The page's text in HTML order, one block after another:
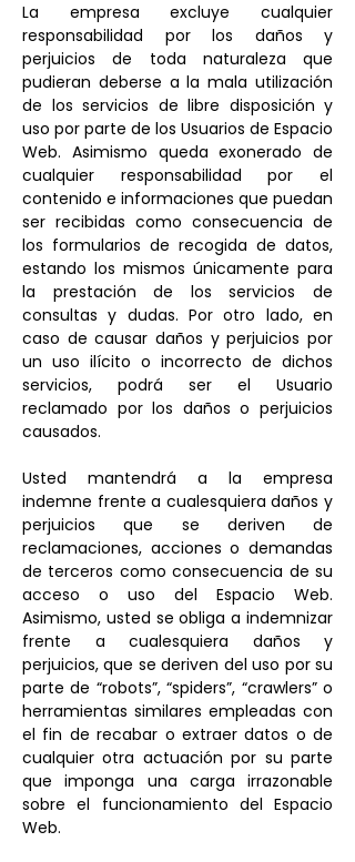
La empresa excluye cualquier
responsabilidad por los daños y
perjuicios de toda naturaleza que
pudieran deberse a la mala utilización
de los servicios de libre disposición y
uso por parte de los Usuarios de Espacio
Web. Asimismo queda exonerado de
cualquier responsabilidad por el
contenido e informaciones que puedan
ser recibidas como consecuencia de
los formularios de recogida de datos,
estando los mismos únicamente para
la prestación de los servicios de
consultas y dudas. Por otro lado, en
caso de causar daños y perjuicios por
un uso ilícito o incorrecto de dichos
servicios, podrá ser el Usuario
reclamado por los daños o perjuicios
causados.
Usted mantendrá a la empresa
indemne frente a cualesquiera daños y
perjuicios que se deriven de
reclamaciones, acciones o demandas
de terceros como consecuencia de su
acceso o uso del Espacio Web.
Asimismo, usted se obliga a indemnizar
frente a cualesquiera daños y
perjuicios, que se deriven del uso por su
parte de “robots”, “spiders”, “crawlers” o
herramientas similares empleadas con
el fin de recabar o extraer datos o de
cualquier otra actuación por su parte
que imponga una carga irrazonable
sobre el funcionamiento del Espacio
Web.